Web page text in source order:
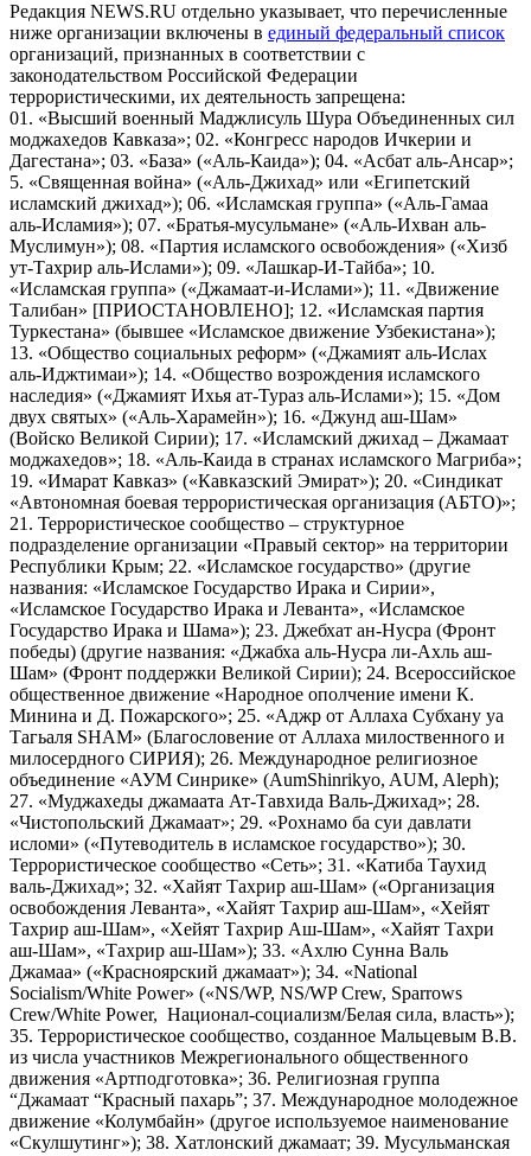
Редакция NEWS.RU отдельно указывает, что перечисленные
ниже организации включены в единый федеральный список
организаций, признанных в соответствии с
законодательством Российской Федерации
террористическими, их деятельность запрещена:
01. «Высший военный Маджлисуль Шура Объединенных сил
моджахедов Кавказа»; 02. «Конгресс народов Ичкерии и
Дагестана»; 03. «База» («Аль-Каида»); 04. «Асбат аль-Ансар»;
5. «Священная война» («Аль-Джихад» или «Египетский
исламский джихад»); 06. «Исламская группа» («Аль-Гамаа
аль-Исламия»); 07. «Братья-мусульмане» («Аль-Ихван аль-
Муслимун»); 08. «Партия исламского освобождения» («Хизб
ут-Тахрир аль-Ислами»); 09. «Лашкар-И-Тайба»; 10.
«Исламская группа» («Джамаат-и-Ислами»); 11. «Движение
Талибан» [ПРИОСТАНОВЛЕНО]; 12. «Исламская партия
Туркестана» (бывшее «Исламское движение Узбекистана»);
13. «Общество социальных реформ» («Джамият аль-Ислах
аль-Иджтимаи»); 14. «Общество возрождения исламского
наследия» («Джамият Ихья ат-Тураз аль-Ислами»); 15. «Дом
двух святых» («Аль-Харамейн»); 16. «Джунд аш-Шам»
(Войско Великой Сирии); 17. «Исламский джихад – Джамаат
моджахедов»; 18. «Аль-Каида в странах исламского Магриба»;
19. «Имарат Кавказ» («Кавказский Эмират»); 20. «Синдикат
«Автономная боевая террористическая организация (АБТО)»;
21. Террористическое сообщество – структурное
подразделение организации «Правый сектор» на территории
Республики Крым; 22. «Исламское государство» (другие
названия: «Исламское Государство Ирака и Сирии»,
«Исламское Государство Ирака и Леванта», «Исламское
Государство Ирака и Шама»); 23. Джебхат ан-Нусра (Фронт
победы) (другие названия: «Джабха аль-Нусра ли-Ахль аш-
Шам» (Фронт поддержки Великой Сирии); 24. Всероссийское
общественное движение «Народное ополчение имени К.
Минина и Д. Пожарского»; 25. «Аджр от Аллаха Субхану уа
Тагьаля SHAM» (Благословение от Аллаха милоственного и
милосердного СИРИЯ); 26. Международное религиозное
объединение «АУМ Синрике» (AumShinrikyo, AUM, Aleph);
27. «Муджахеды джамаата Ат-Тавхида Валь-Джихад»; 28.
«Чистопольский Джамаат»; 29. «Рохнамо ба суи давлати
исломи» («Путеводитель в исламское государство»); 30.
Террористическое сообщество «Сеть»; 31. «Катиба Таухид
валь-Джихад»; 32. «Хайят Тахрир аш-Шам» («Организация
освобождения Леванта», «Хайят Тахрир аш-Шам», «Хейят
Тахрир аш-Шам», «Хейят Тахрир Аш-Шам», «Хайят Тахри
аш-Шам», «Тахрир аш-Шам»); 33. «Ахлю Сунна Валь
Джамаа» («Красноярский джамаат»); 34. «National
Socialism/White Power» («NS/WP, NS/WP Crew, Sparrows
Crew/White Power, Национал-социализм/Белая сила, власть»);
35. Террористическое сообщество, созданное Мальцевым В.В.
из числа участников Межрегионального общественного
движения «Артподготовка»; 36. Религиозная группа
“Джамаат “Красный пахарь”; 37. Международное молодежное
движение «Колумбайн» (другое используемое наименование
«Скулшутинг»); 38. Хатлонский джамаат; 39. Мусульманская